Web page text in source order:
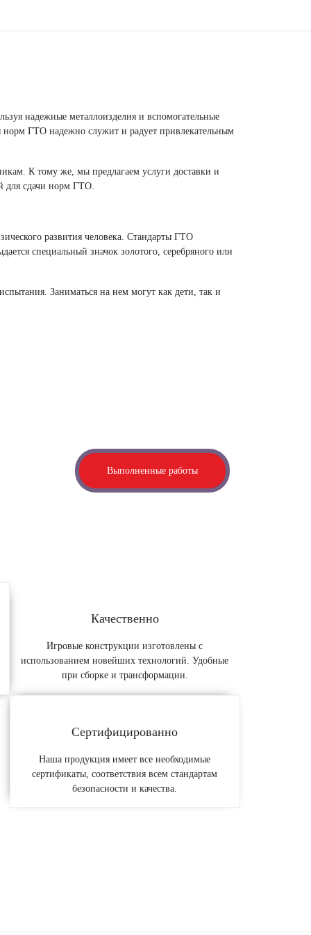
надежные металлоизделия и вспомогательные
норм ГТО надежно служит и радует привлекательным
К тому же, мы предлагаем услуги доставки и
для сдачи норм ГТО.
развития человека. Стандарты ГТО
специальный значок золотого, серебряного или
Заниматься на нем могут как дети, так и
Выполненные работы
Качественно
Игровые конструкции изготовлены с
использованием новейших технологий. Удобные
при сборке и трансформации.
Сертифицированно
Наша продукция имеет все необходимые
сертификаты, соответствия всем стандартам
безопасности и качества.